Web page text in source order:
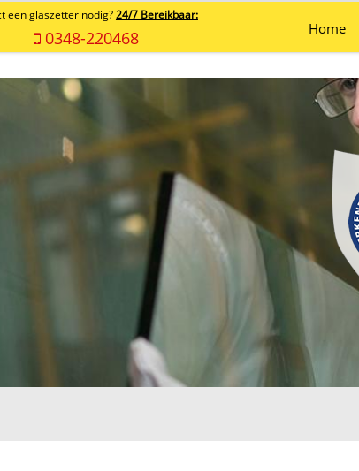
een glaszetter nodig? 24/7 Bereikbaar:
0348-220468 Home